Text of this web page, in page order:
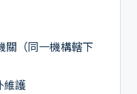
關（同一機構轄下
維護